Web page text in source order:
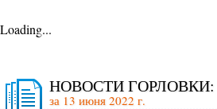
Loading...
НОВОСТИ ГОРЛОВКИ:
за 13 июня 2022 г.